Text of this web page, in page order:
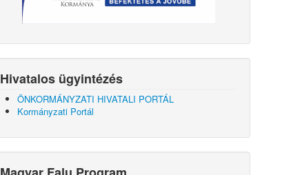
Hivatalos ügyintézés
ÖNKORMÁNYZATI HIVATALI PORTÁL
Kormányzati Portál